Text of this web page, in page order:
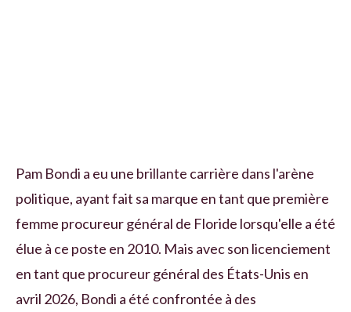
Pam Bondi a eu une brillante carrière dans l'arène
politique, ayant fait sa marque en tant que première
femme procureur général de Floride lorsqu'elle a été
élue à ce poste en 2010. Mais avec son licenciement
en tant que procureur général des États-Unis en
avril 2026, Bondi a été confrontée à des